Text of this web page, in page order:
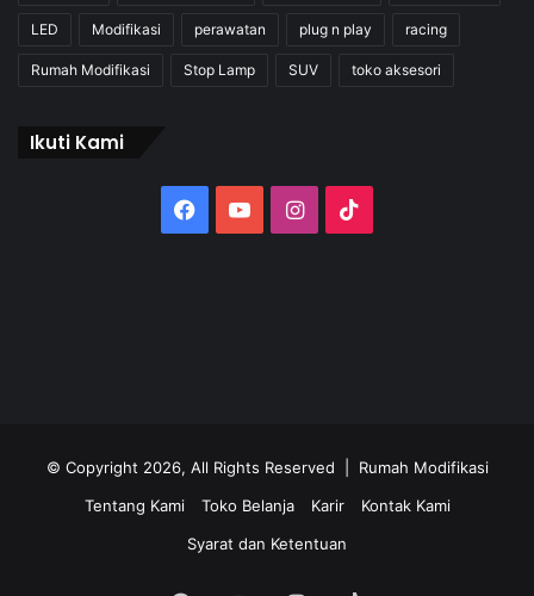
LED Modifikasi perawatan plug n play racing
Rumah Modifikasi Stop Lamp SUV toko aksesori
Ikuti Kami
FacebookYouTubeInstagram
© Copyright 2026, All Rights Reserved | Rumah Modifikasi
Tentang Kami
Toko Belanja Karir
Kontak Kami
Syarat dan Ketentuan